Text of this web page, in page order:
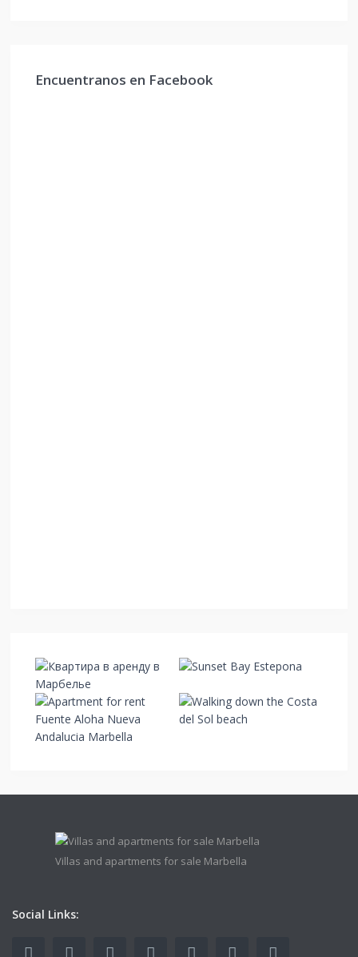
Encuentranos en Facebook
Villas and apartments for sale Marbella
Social Links: